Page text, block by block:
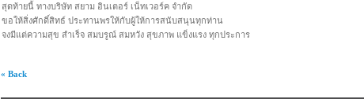
สุดท้ายนี้ ทางบริษัท สยาม อินเตอร์ เน็ทเวอร์ค จำกัด
ขอให้สิ่งศักดิ์สิทธ์ ประทานพรให้กับผู้ให้การสนับสนุนทุกท่าน
จงมีแต่ความสุข สำเร็จ สมบรูณ์ สมหวัง สุขภาพ แข็งแรง ทุกประการ
« Back